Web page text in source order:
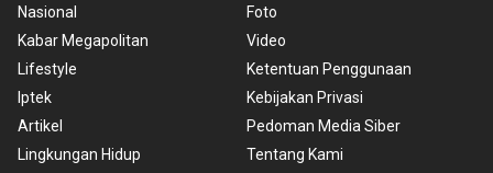
Nasional
Kabar Megapolitan
Lifestyle
Iptek
Artikel
Lingkungan Hidup
Foto
Video
Ketentuan Penggunaan
Kebijakan Privasi
Pedoman Media Siber
Tentang Kami